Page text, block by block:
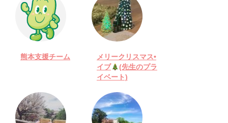
熊本支援チーム
メリークリスマス•
イブ
(先生のプラ
イベート)